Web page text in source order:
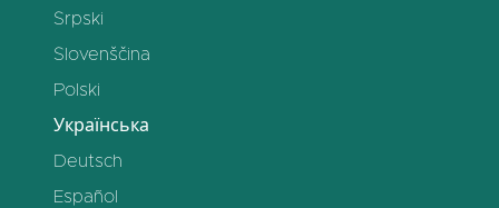
Srpski
Slovenščina
Polski
Українська
Deutsch
Español